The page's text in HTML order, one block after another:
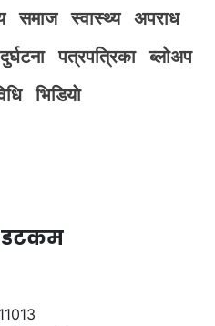
समाज स्वास्थ्य
अपराध
दुर्घटना पत्रपत्रिका
ब्लोअप
भिडियाे
डटकम